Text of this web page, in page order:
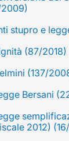
stupro e
(87/2018)
(137/
Bersani
2012)